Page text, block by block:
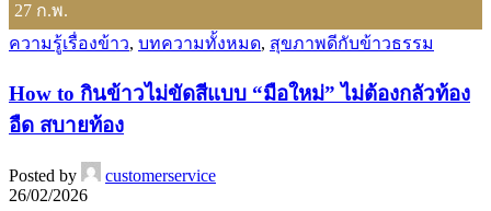
27 ก.พ.
ความรู้เรื่องข้าว, บทความทั้งหมด, สุขภาพดีกับข้าวธรรม
How to กินข้าวไม่ขัดสีแบบ “มือใหม่” ไม่ต้องกลัวท้อง
อืด สบายท้อง
Posted by
customerservice
26/02/2026